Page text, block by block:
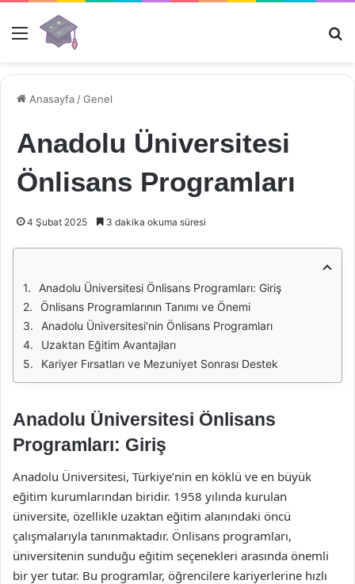
Menü
Anasayfa /Genel
Anadolu Üniversitesi
Önlisans Programları
4 Şubat 2025 3 dakika okuma süresi
Anadolu Üniversitesi Önlisans Programları: Giriş
Önlisans Programlarının Tanımı ve Önemi
Anadolu Üniversitesi'nin Önlisans Programları
Uzaktan Eğitim Avantajları
Kariyer Fırsatları ve Mezuniyet Sonrası Destek
Anadolu Üniversitesi Önlisans
Programları: Giriş
Anadolu Üniversitesi, Türkiye’nin en köklü ve en büyük
eğitim kurumlarından biridir. 1958 yılında kurulan
üniversite, özellikle uzaktan eğitim alanındaki öncü
çalışmalarıyla tanınmaktadır. Önlisans programları,
üniversitenin sunduğu eğitim seçenekleri arasında önemli
bir yer tutar. Bu programlar, öğrencilere kariyerlerine hızlı